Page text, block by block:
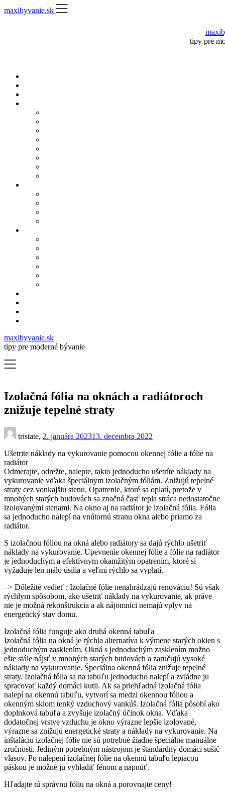
Skip
to
maxibyvanie.sk
tipy pre
maxibyvanie.sk
tipy pre moderné bývanie
Izolačná fólia na oknách a radiátoroch
znižuje tepelné straty
tristate, 2. januára 202313. decembra 2022
Ušetrite náklady na vykurovanie pomocou okennej fólie a fólie na
radiátor
Odmerajte, odrežte, nalepte, takto jednoducho ušetríte náklady na
vykurovanie vďaka špeciálnym izolačným fóliám. Znižujú tepelné
straty cez vonkajšiu stenu. Opatrenie, ktoré sa oplatí, pretože v
mnohých starých budovách sa značná časť tepla stráca nedostatočne
izolovanými stenami. Na okno aj na radiátor je izolačná fólia. Fólia
sa jednoducho nalepí na vnútornú stranu okna alebo priamo za
radiátor.
S izolačnou fóliou na okná alebo radiátory sa dajú rýchlo ušetriť
náklady na vykurovanie. Upevnenie okennej fólie a fólie na radiátor
je jednoduchým a efektívnym okamžitým opatrením, ktoré si
vyžaduje len málo úsilia a veľmi rýchlo sa vyplatí.
–> Dôležité vedieť : Izolačné fólie nenahrádzajú renováciu! Sú však
rýchlym spôsobom, ako ušetriť náklady na vykurovanie, ak práve
nie je možná rekonštrukcia a ak nájomníci nemajú vplyv na
energetický stav domu.
Izolačná fólia funguje ako druhá okenná tabuľa
Izolačná fólia na okná je rýchla alternatíva k výmene starých okien s
jednoduchým zasklením. Okná s jednoduchým zasklením možno
ešte stále nájsť v mnohých starých budovách a zaručujú vysoké
náklady na vykurovanie. Špeciálna okenná fólia znižuje tepelné
straty. Izolačná fólia sa na tabuľu jednoducho nalepí a zvládne ju
spracovať každý domáci kutil. Ak sa priehľadná izolačná fólia
nalepí na okennú tabuľu, vytvorí sa medzi okennou fóliou a
okenným sklom tenký vzduchový vankúš. Izolačná fólia pôsobí ako
doplnková tabuľa a zvyšuje izolačný účinok okna. Vďaka
dodatočnej vrstve vzduchu je okno výrazne lepšie izolované,
výrazne sa znižujú energetické straty a náklady na vykurovanie. Na
inštaláciu izolačnej fólie nie sú potrebné žiadne špeciálne manuálne
zručnosti. Jediným potrebným nástrojom je štandardný domáci sušič
vlasov. Po nalepení izolačnej fólie na okennú tabuľu lepiacou
páskou je možné ju vyhladiť fénom a napnúť.
Hľadajte tú správnu fóliu na okná a porovnajte ceny!